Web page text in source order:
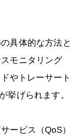
具体的な方法と
モニタリング
やトレーサート
挙げられます。
ービス（QoS）